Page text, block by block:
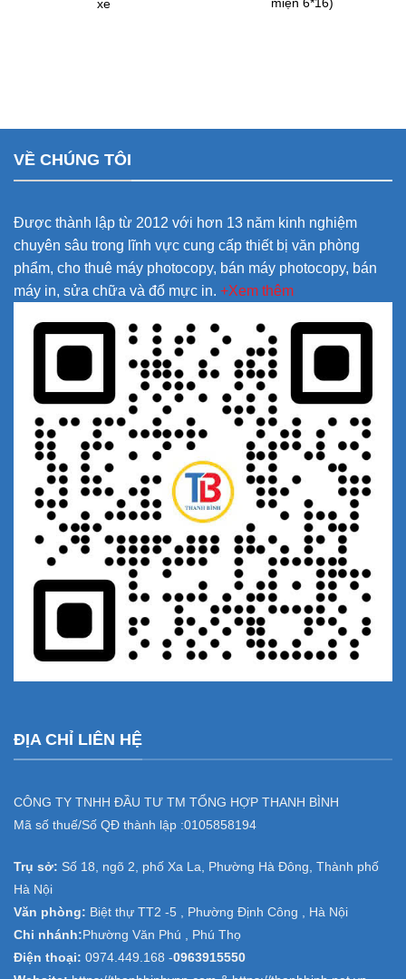
xe
miện 6*16)
VỀ CHÚNG TÔI
Được thành lập từ 2012 với hơn 13 năm kinh nghiệm
chuyên sâu trong lĩnh vực cung cấp thiết bị văn phòng
phẩm, cho thuê máy photocopy, bán máy photocopy, bán
máy in, sửa chữa và đổ mực in. +Xem thêm
ĐỊA CHỈ LIÊN HỆ
CÔNG TY TNHH ĐẦU TƯ TM TỔNG HỢP THANH BÌNH
Mã số thuế/Số QĐ thành lập :0105858194
Trụ sở: Số 18, ngõ 2, phố Xa La, Phường Hà Đông, Thành phố
Hà Nội
Văn phòng: Biệt thự TT2 -5 , Phường Định Công , Hà Nội
Chi nhánh: Phường Văn Phú , Phú Thọ
Điện thoại: 0974.449.168 -0963915550